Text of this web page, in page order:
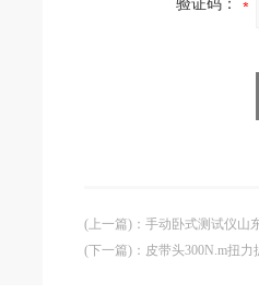
验证码：
(上一篇) ： 手动卧式测试仪山
(下一篇) ： 皮带头300N.m扭